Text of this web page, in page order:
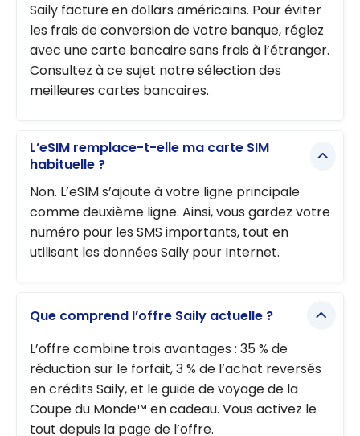
Saily facture en dollars américains. Pour éviter
les frais de conversion de votre banque, réglez
avec une carte bancaire sans frais à l’étranger.
Consultez à ce sujet notre sélection des
meilleures cartes bancaires.
L’eSIM remplace-t-elle ma carte SIM
habituelle ?
Non. L’eSIM s’ajoute à votre ligne principale
comme deuxième ligne. Ainsi, vous gardez votre
numéro pour les SMS importants, tout en
utilisant les données Saily pour Internet.
Que comprend l’offre Saily actuelle ?
L’offre combine trois avantages : 35 % de
réduction sur le forfait, 3 % de l’achat reversés
en crédits Saily, et le guide de voyage de la
Coupe du Monde™ en cadeau. Vous activez le
tout depuis la page de l’offre.